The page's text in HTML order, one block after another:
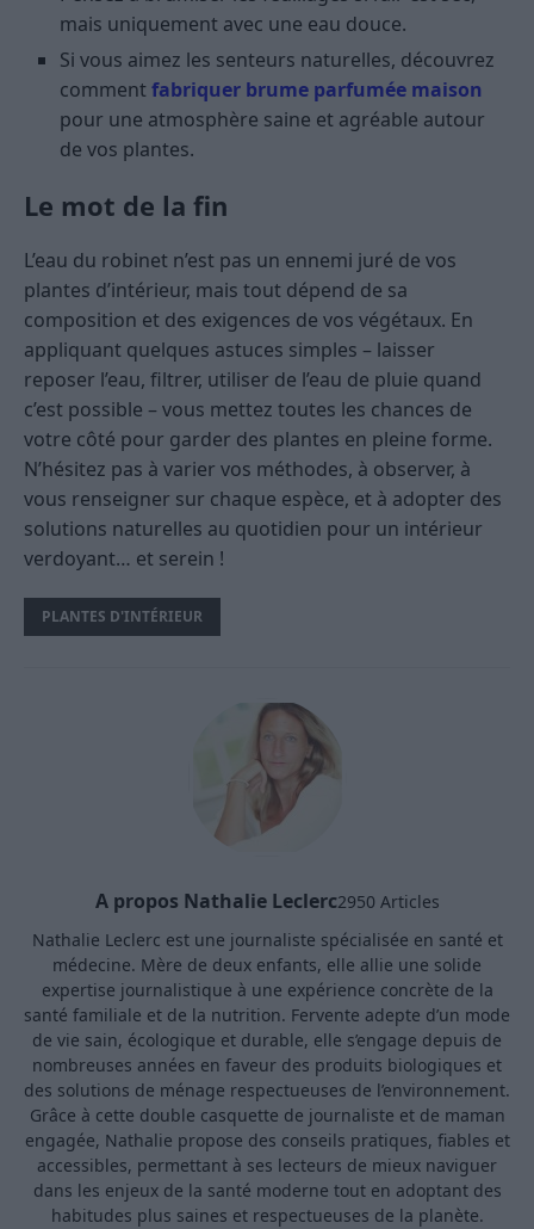
mais uniquement avec une eau douce.
Si vous aimez les senteurs naturelles, découvrez
comment fabriquer brume parfumée maison
pour une atmosphère saine et agréable autour
de vos plantes.
Le mot de la fin
L’eau du robinet n’est pas un ennemi juré de vos
plantes d’intérieur, mais tout dépend de sa
composition et des exigences de vos végétaux. En
appliquant quelques astuces simples – laisser
reposer l’eau, filtrer, utiliser de l’eau de pluie quand
c’est possible – vous mettez toutes les chances de
votre côté pour garder des plantes en pleine forme.
N’hésitez pas à varier vos méthodes, à observer, à
vous renseigner sur chaque espèce, et à adopter des
solutions naturelles au quotidien pour un intérieur
verdoyant… et serein !
PLANTES D'INTÉRIEUR
A propos Nathalie Leclerc2950 Articles
Nathalie Leclerc est une journaliste spécialisée en santé et
médecine. Mère de deux enfants, elle allie une solide
expertise journalistique à une expérience concrète de la
santé familiale et de la nutrition. Fervente adepte d’un mode
de vie sain, écologique et durable, elle s’engage depuis de
nombreuses années en faveur des produits biologiques et
des solutions de ménage respectueuses de l’environnement.
Grâce à cette double casquette de journaliste et de maman
engagée, Nathalie propose des conseils pratiques, fiables et
accessibles, permettant à ses lecteurs de mieux naviguer
dans les enjeux de la santé moderne tout en adoptant des
habitudes plus saines et respectueuses de la planète.